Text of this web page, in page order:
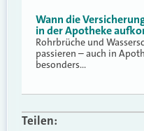
Wann die
in der Apotheke
Rohrbrüche und
passieren – auch in
besonders…
Teilen: